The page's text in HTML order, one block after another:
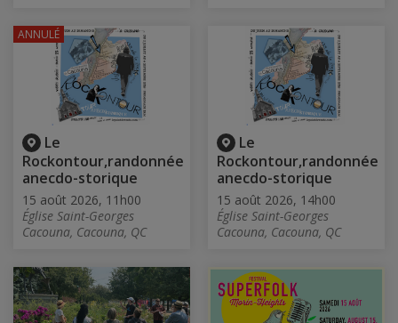
Le
Rockontour,randonnée
anecdo-storique
15 août 2026, 11h00
Église Saint-Georges
Cacouna, Cacouna, QC
ANNULÉ
Le
Rockontour,randonnée
anecdo-storique
15 août 2026, 14h00
Église Saint-Georges
Cacouna, Cacouna, QC